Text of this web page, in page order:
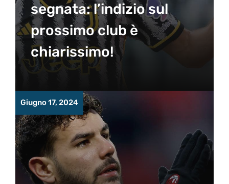
segnata: l’indizio sul
prossimo club è
chiarissimo!
Giugno 17, 2024